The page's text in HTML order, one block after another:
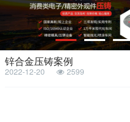
锌合金压铸案例
2022-12-20 2599